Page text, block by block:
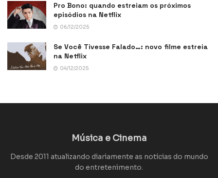
Pro Bono: quando estreiam os próximos
episódios na Netflix
06/12/2025
Se Você Tivesse Falado…: novo filme estreia
na Netflix
04/12/2025
Música e Cinema
Desde 2011 atualizando diariamente as notícias do mundo
do entretenimento.